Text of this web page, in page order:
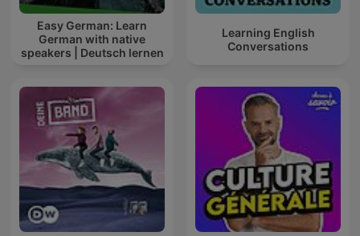
Learning English
Conversations
Easy German: Learn
German with native
speakers | Deutsch lernen